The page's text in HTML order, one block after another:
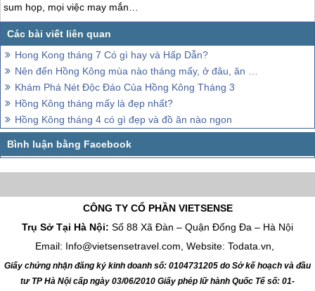
sum họp, mọi việc may mắn…
Hong Kong tháng 7 Có gì hay và Hấp Dẫn?
Nên đến Hồng Kông mùa nào tháng mấy, ở đâu, ăn gì?
Khám Phá Nét Độc Đáo Của Hồng Kông Tháng 3
Hồng Kông tháng mấy là đẹp nhất?
Hồng Kông tháng 4 có gì đẹp và đồ ăn nào ngon
CÔNG TY CỔ PHẦN VIETSENSE
Trụ Sở Tại Hà Nội: Số 88 Xã Đàn – Quận Đống Đa – Hà Nội
Email: Info@vietsensetravel.com, Website: Todata.vn,
Giấy chứng nhận đăng ký kinh doanh số: 0104731205 do Sở kế hoạch và đầu
tư TP Hà Nội cấp ngày 03/06/2010 Giấy phép lữ hành Quốc Tế số: 01-